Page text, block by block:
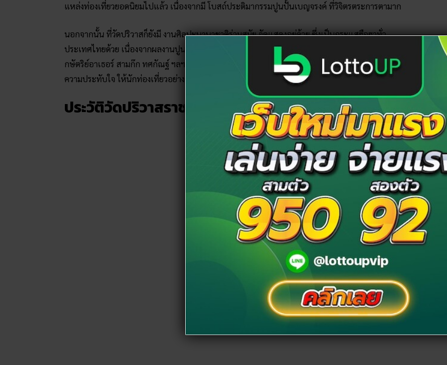
แหล่งท่องเที่ยวยอดนิยมไปแล้ว เนื่องจากมี โบสถ์ประติมากรรมปูนปั้นเบญจรงค์ ที่วิจิตรตระการตามาก
นอกจากนั้น ที่วัดปริวาสก็ยังมี งานศิลปะนานาชาติร่วมสมัย จัดแสดงอยู่ด้วย ซึ่งเป็นกระแสฮือฮาทั่ว
ประเทศไทยด้วย เนื่องจากผลงานปูนปั้นร่วมสมัยที่วัดแห่งนี้ เต็มไปด้วยตัวละครแปลก ๆ อาทิ ฟาโรห์
กษัตริย์อาเธอร์ สามก๊ก ทศกัณฐ์ ฯลฯ และตัวการ์ตูนดัง ๆ ปะปนรวมกันอย่างสร้างสรรค์ จึงเป็นวัดที่สร้าง
ความประทับใจ ให้นักท่องเที่ยวอย่างมาก!
ประวัติวัดปริวาสราชสงคราม